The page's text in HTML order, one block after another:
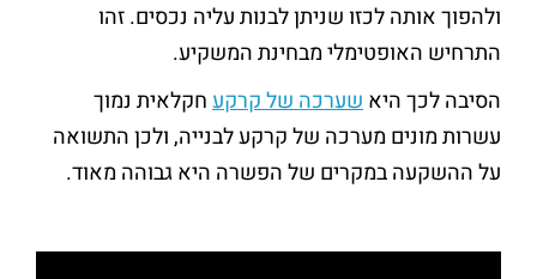
ולהפוך אותה לכזו שניתן לבנות עליה נכסים. זהו
התרחיש האופטימלי מבחינת המשקיע.
הסיבה לכך היאשערכה של קרקעחקלאית נמוך
עשרות מונים מערכה של קרקע לבנייה, ולכן התשואה
על ההשקעה במקרים של הפשרה היא גבוהה מאוד.